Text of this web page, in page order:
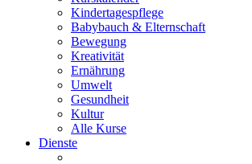
Kindertagespflege
Babybauch & Elternschaft
Bewegung
Kreativität
Ernährung
Umwelt
Gesundheit
Kultur
Alle Kurse
Dienste